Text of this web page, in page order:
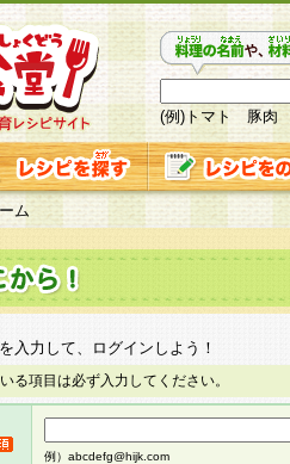
(例)トマト 豚肉
ム
入力して、ログインしよう！
る項目は必ず入力してください。
例）abcdefg@hijk.com